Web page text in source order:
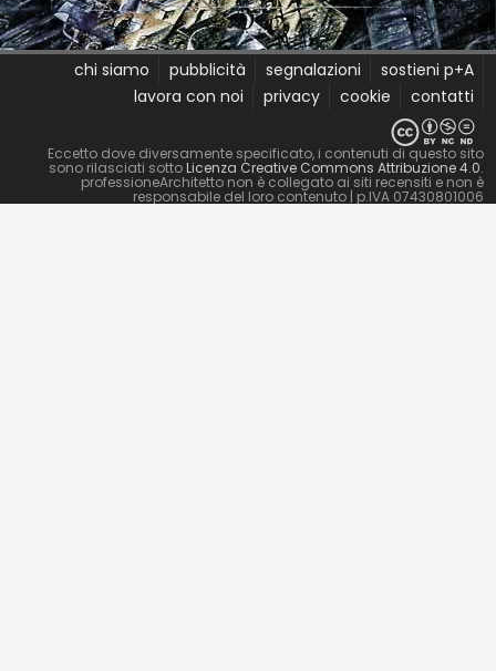
chi siamo pubblicità segnalazioni
sostieni p+A
lavora con noi
privacy cookie contatti
Eccetto dove diversamente specificato, i contenuti di questo sito
sono rilasciati sottoLicenza Creative Commons Attribuzione 4.0.
professioneArchitetto non è collegato ai siti recensiti e non è
responsabile del loro contenuto | p.IVA 07430801006